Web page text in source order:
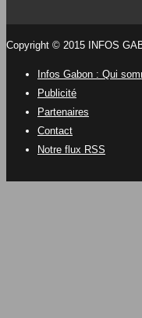
Copyright © 2015 INFOS
Infos Gabon : Qui
Publicité
Partenaires
Contact
Notre flux RSS